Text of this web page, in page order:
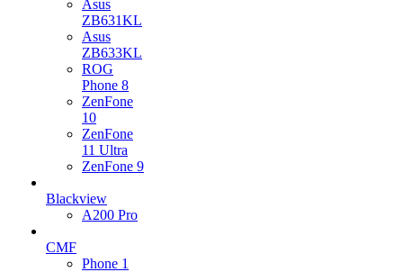
Asus
ZB631KL
Asus
ZB633KL
ROG
Phone 8
ZenFone
10
ZenFone
11 Ultra
ZenFone 9
Blackview
A200 Pro
CMF
Phone 1